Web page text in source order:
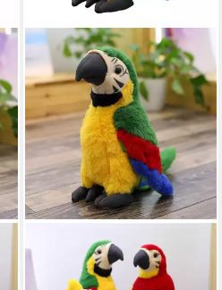
LUXUSKOLLEKTION
Kuscheltier Plüschvogel
Papagei Ara Plüschtier